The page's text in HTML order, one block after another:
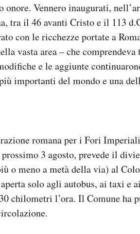
Vennero inaugurati,
tra il 46 avanti Cristo e il 113
con le ricchezze portate a
vasta area – che
e le aggiunte
importanti del mondo e una
romana per i Fori
3 agosto, prevede il
o meno a metà della via) al
solo agli autobus, ai taxi e
chilometri l’ora. Il Comune ha